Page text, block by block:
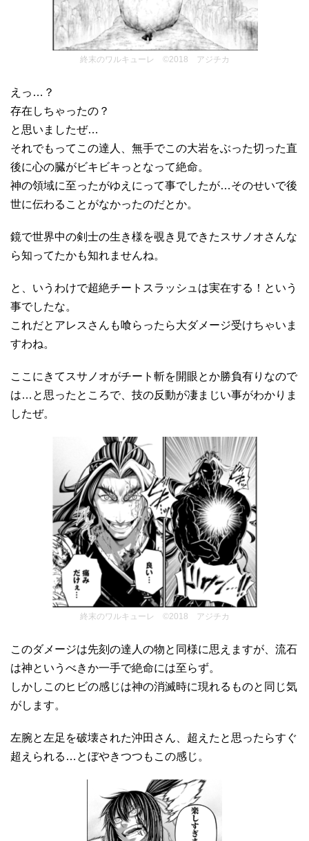
終末のワルキューレ ©2018 アジチカ
えっ…？
存在しちゃったの？
と思いましたぜ…
それでもってこの達人、無手でこの大岩をぶった切った直
後に心の臓がビキビキっとなって絶命。
神の領域に至ったがゆえにって事でしたが…そのせいで後
世に伝わることがなかったのだとか。
鏡で世界中の剣士の生き様を覗き見できたスサノオさんな
ら知ってたかも知れませんね。
と、いうわけで超絶チートスラッシュは実在する！という
事でしたな。
これだとアレスさんも喰らったら大ダメージ受けちゃいま
すわね。
ここにきてスサノオがチート斬を開眼とか勝負有りなので
は…と思ったところで、技の反動が凄まじい事がわかりま
したぜ。
終末のワルキューレ ©2018 アジチカ
このダメージは先刻の達人の物と同様に思えますが、流石
は神というべきか一手で絶命には至らず。
しかしこのヒビの感じは神の消滅時に現れるものと同じ気
がします。
左腕と左足を破壊された沖田さん、超えたと思ったらすぐ
超えられる…とぼやきつつもこの感じ。